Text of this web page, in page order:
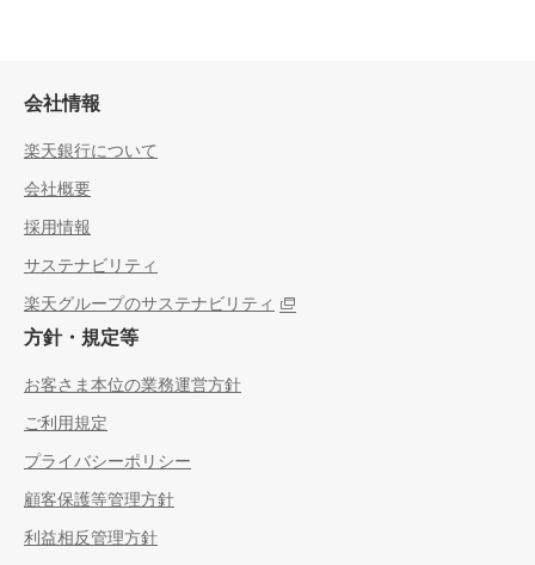
会社情報
楽天銀行について
会社概要
採用情報
サステナビリティ
楽天グループのサステナビリティ
方針・規定等
お客さま本位の業務運営方針
ご利用規定
プライバシーポリシー
顧客保護等管理方針
利益相反管理方針